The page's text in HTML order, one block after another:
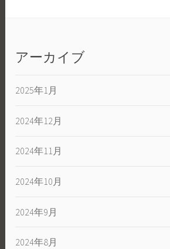
アーカイブ
2025年1月
2024年12月
2024年11月
2024年10月
2024年9月
2024年8月